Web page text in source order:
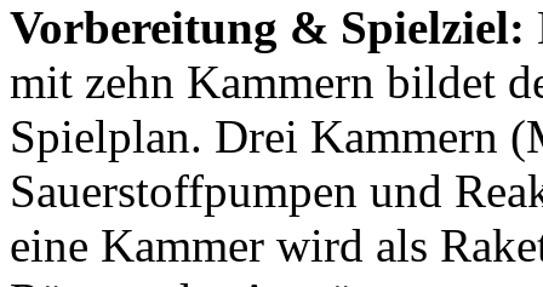
Vorbereitung & Spielziel:
mit zehn Kammern bildet
Spielplan. Drei Kammern
Sauerstoffpumpen und
eine Kammer wird als